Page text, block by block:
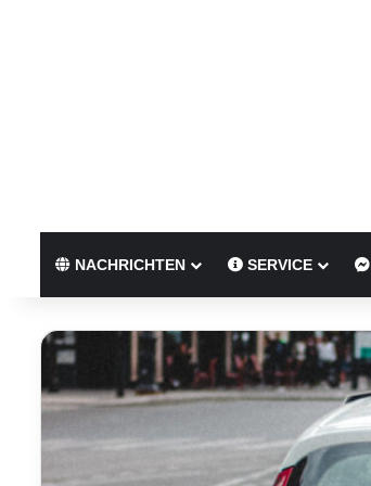
NACHRICHTEN SERVICE